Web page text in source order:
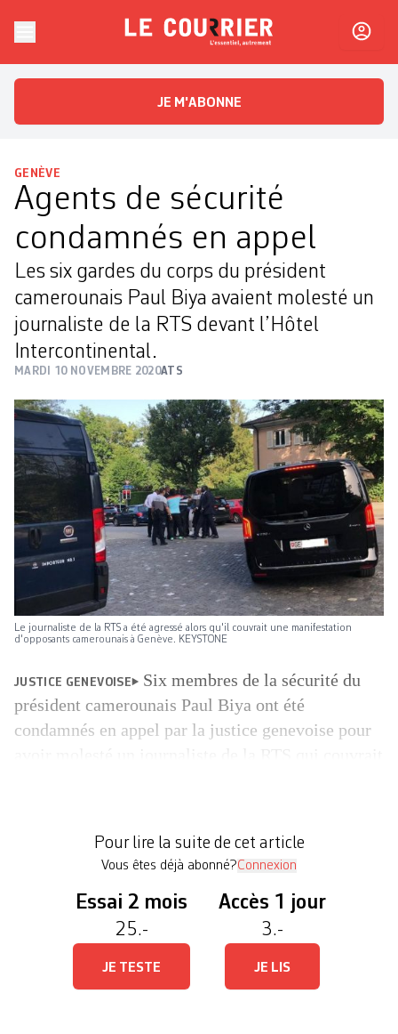
Le CourrierL'essentiel, autrement
JE M'ABONNE
GENÈVE
Agents de sécurité
condamnés en appel
Les six gardes du corps du président
camerounais Paul Biya avaient molesté un
journaliste de la RTS devant l’Hôtel
Intercontinental.
MARDI 10 NOVEMBRE 2020ATS
Le journaliste de la RTS a été agressé alors qu'il couvrait une manifestation
d'opposants camerounais à Genève. KEYSTONE
JUSTICE GENEVOISE
Six membres de la sécurité du
président camerounais Paul Biya ont été
condamnés en appel par la justice genevoise pour
jugement. L’information, révélée mardi […]
Pour lire la suite de cet article
Vous êtes déjà abonné?Connexion
Essai 2 mois
25.-
JE TESTE
Accès 1 jour
3.-
JE LIS